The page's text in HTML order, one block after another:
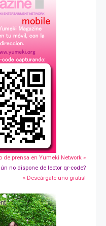
de prensa en Yumeki Network »
no dispone de lector qr-code?
» Descárgate uno gratis!